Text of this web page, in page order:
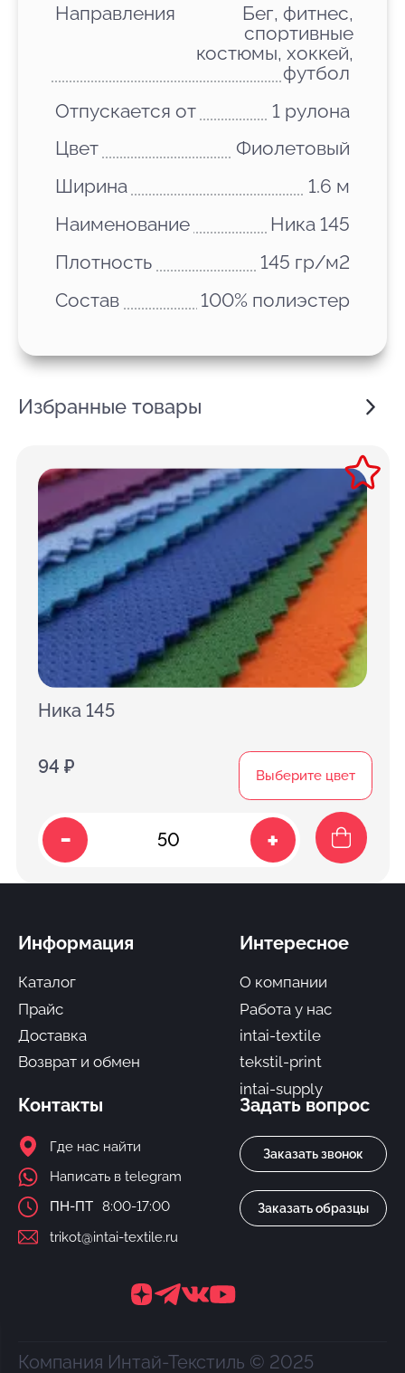
Направления
Бег, фитнес,
спортивные
костюмы, хоккей,
футбол
Отпускается от
1 рулона
Цвет
Фиолетовый
Ширина
1.6 м
Наименование
Ника 145
Плотность
145 гр/м2
Состав
100% полиэстер
Избранные товары
Ника 145
94 ₽ Выберите цвет
- +
Информация
Каталог
Прайс
Доставка
Возврат и обмен
Интересное
О компании
Работа у нас
intai-textile
tekstil-print
intai-supply
Контакты
Где нас найти
Написать в telegram
ПН-ПТ
8:00-17:00
trikot@intai-textile.ru
Задать вопрос
Заказать звонок
Заказать образцы
Компания Интай-Текстиль © 2025